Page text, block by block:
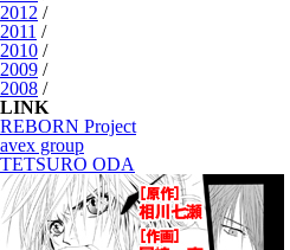
2012 /
2011 /
2010 /
2009 /
2008 /
LINK
REBORN Project
avex group
TETSURO ODA